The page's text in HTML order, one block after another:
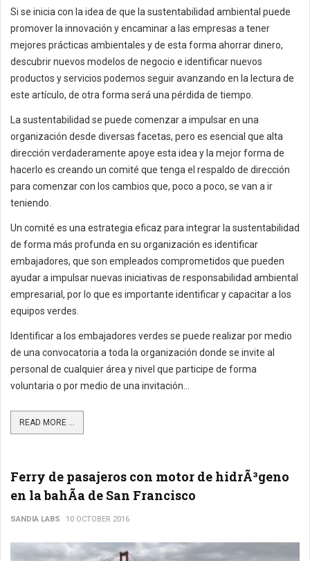
Si se inicia con la idea de que la sustentabilidad ambiental puede
promover la innovación y encaminar a las empresas a tener
mejores prácticas ambientales y de esta forma ahorrar dinero,
descubrir nuevos modelos de negocio e identificar nuevos
productos y servicios podemos seguir avanzando en la lectura de
este artículo, de otra forma será una pérdida de tiempo.
La sustentabilidad se puede comenzar a impulsar en una
organización desde diversas facetas, pero es esencial que alta
dirección verdaderamente apoye esta idea y la mejor forma de
hacerlo es creando un comité que tenga el respaldo de dirección
para comenzar con los cambios que, poco a poco, se van a ir
teniendo.
Un comité es una estrategia eficaz para integrar la sustentabilidad
de forma más profunda en su organización es identificar
embajadores, que son empleados comprometidos que pueden
ayudar a impulsar nuevas iniciativas de responsabilidad ambiental
empresarial, por lo que es importante identificar y capacitar a los
equipos verdes.
Identificar a los embajadores verdes se puede realizar por medio
de una convocatoria a toda la organización donde se invite al
personal de cualquier área y nivel que participe de forma
voluntaria o por medio de una invitación...
READ MORE ...
Ferry de pasajeros con motor de hidrÃ³geno
en la bahÃ­a de San Francisco
SANDIA LABS 10 OCTOBER 2016